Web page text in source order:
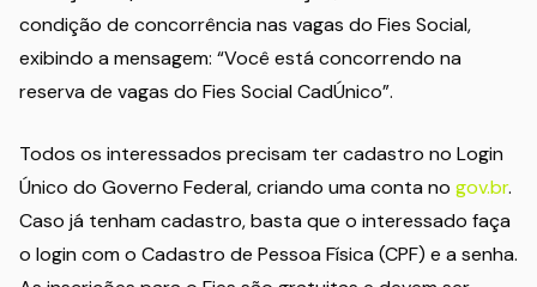
condição de concorrência nas vagas do Fies Social,
exibindo a mensagem: “Você está concorrendo na
reserva de vagas do Fies Social CadÚnico”.
Todos os interessados precisam ter cadastro no Login
Único do Governo Federal, criando uma conta no gov.br.
Caso já tenham cadastro, basta que o interessado faça
o login com o Cadastro de Pessoa Física (CPF) e a senha.